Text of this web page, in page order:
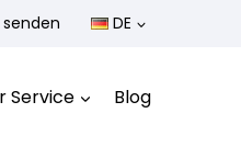
DE
Service Blog